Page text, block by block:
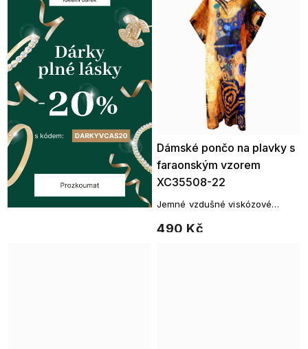
Dámské pončo na plavky s
faraonským vzorem
XC35508-22
490 Kč
Jemné vzdušné viskózové
přes plavky.